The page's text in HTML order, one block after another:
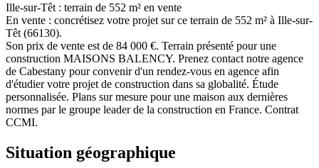
Ille-sur-Têt : terrain de 552 m² en vente
En vente : concrétisez votre projet sur ce terrain de 552 m² à Ille-sur-
Têt (66130).
Son prix de vente est de 84 000 €. Terrain présenté pour une
construction MAISONS BALENCY. Prenez contact notre agence
de Cabestany pour convenir d'un rendez-vous en agence afin
d'étudier votre projet de construction dans sa globalité. Étude
personnalisée. Plans sur mesure pour une maison aux dernières
normes par le groupe leader de la construction en France. Contrat
CCMI.
Situation géographique